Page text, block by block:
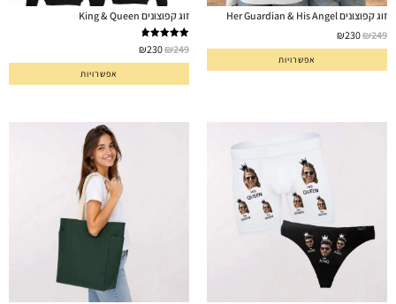
זוג קפוצונים Her Guardian & His Angel
₪249
₪230
אפשרויות
זוג קפוצונים King & Queen
דורג5.00
₪249
₪230
אפשרויות